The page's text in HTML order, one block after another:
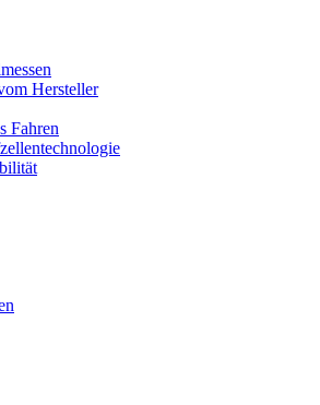
Hersteller
Fahren